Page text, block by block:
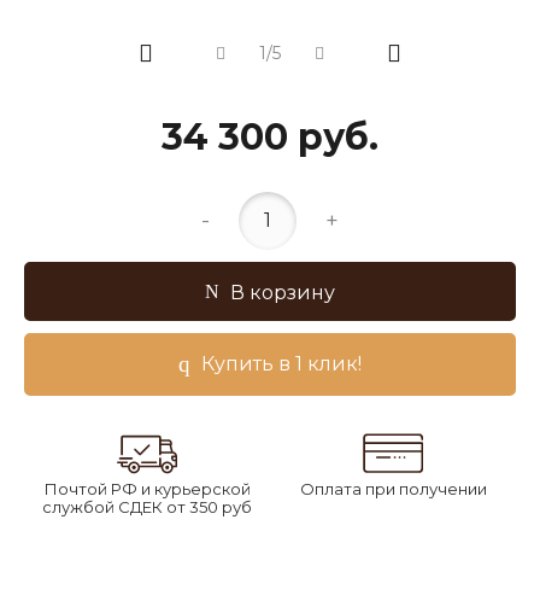
1/5
34 300 руб.
- +
В корзину
Купить в 1 клик!
Почтой РФ и курьерской
службой СДЕК от 350 руб
Оплата при получении